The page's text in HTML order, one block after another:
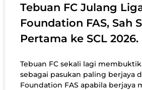
Tebuan FC Julang
Foundation FAS, Sah
Pertama ke SCL 2026.
Tebuan FC sekali lagi
sebagai pasukan paling berjaya
Foundation FAS apabila berjaya